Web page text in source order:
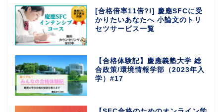
[合格倍率11倍?!] 慶應SFCに受
かりたいあなたへ 小論文のトリ
セツサービス一覧
【合格体験記】慶應義塾大学 総
合政策/環境情報学部（2023年入
学）#17